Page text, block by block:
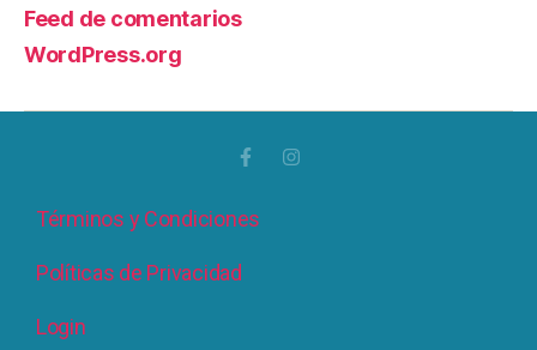
Feed de comentarios
WordPress.org
Términos y Condiciones
Políticas de Privacidad
Login